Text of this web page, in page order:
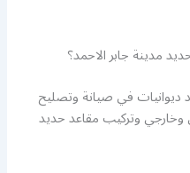
مدينة جابر الاحمد؟
في صيانة وتصليح
وتركيب مقاعد حديد